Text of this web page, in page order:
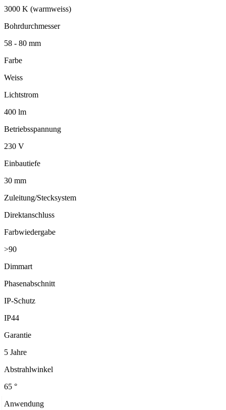
3000 K (warmweiss)
Bohrdurchmesser
58 - 80 mm
Farbe
Weiss
Lichtstrom
400 lm
Betriebsspannung
230 V
Einbautiefe
30 mm
Zuleitung/Stecksystem
Direktanschluss
Farbwiedergabe
>90
Dimmart
Phasenabschnitt
IP-Schutz
IP44
Garantie
5 Jahre
Abstrahlwinkel
65 °
Anwendung